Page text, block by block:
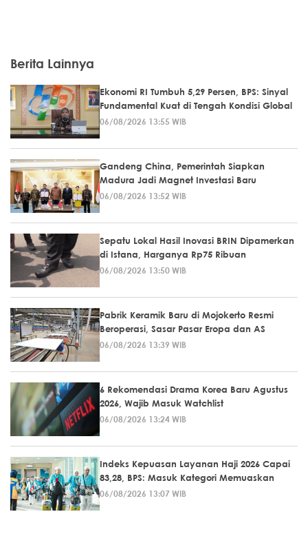
Berita Lainnya
Ekonomi RI Tumbuh 5,29 Persen, BPS: Sinyal
Fundamental Kuat di Tengah Kondisi Global
06/08/2026 13:55 WIB
Gandeng China, Pemerintah Siapkan
Madura Jadi Magnet Investasi Baru
06/08/2026 13:52 WIB
Sepatu Lokal Hasil Inovasi BRIN Dipamerkan
di Istana, Harganya Rp75 Ribuan
06/08/2026 13:50 WIB
Pabrik Keramik Baru di Mojokerto Resmi
Beroperasi, Sasar Pasar Eropa dan AS
06/08/2026 13:39 WIB
6 Rekomendasi Drama Korea Baru Agustus
2026, Wajib Masuk Watchlist
06/08/2026 13:24 WIB
Indeks Kepuasan Layanan Haji 2026 Capai
83,28, BPS: Masuk Kategori Memuaskan
06/08/2026 13:07 WIB